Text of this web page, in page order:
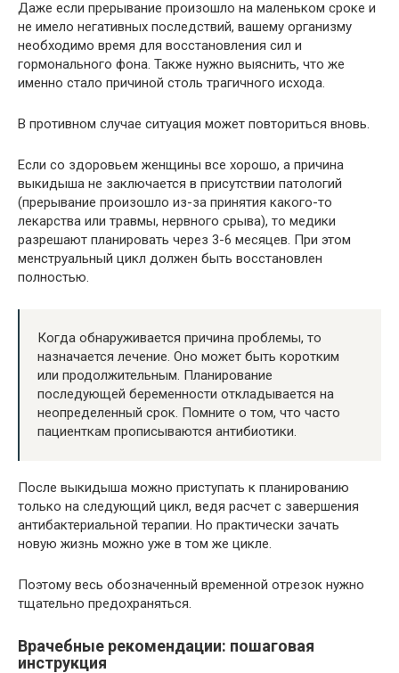
Даже если прерывание произошло на маленьком сроке и
не имело негативных последствий, вашему организму
необходимо время для восстановления сил и
гормонального фона. Также нужно выяснить, что же
именно стало причиной столь трагичного исхода.
В противном случае ситуация может повториться вновь.
Если со здоровьем женщины все хорошо, а причина
выкидыша не заключается в присутствии патологий
(прерывание произошло из-за принятия какого-то
лекарства или травмы, нервного срыва), то медики
разрешают планировать через 3-6 месяцев. При этом
менструальный цикл должен быть восстановлен
полностью.
Когда обнаруживается причина проблемы, то
назначается лечение. Оно может быть коротким
или продолжительным. Планирование
последующей беременности откладывается на
неопределенный срок. Помните о том, что часто
пациенткам прописываются антибиотики.
После выкидыша можно приступать к планированию
только на следующий цикл, ведя расчет с завершения
антибактериальной терапии. Но практически зачать
новую жизнь можно уже в том же цикле.
Поэтому весь обозначенный временной отрезок нужно
тщательно предохраняться.
Врачебные рекомендации: пошаговая
инструкция